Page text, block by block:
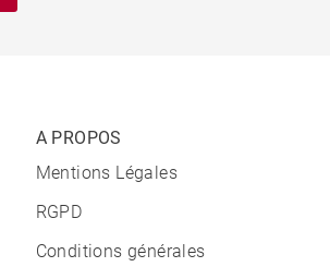
A PROPOS
Mentions Légales
RGPD
Conditions générales